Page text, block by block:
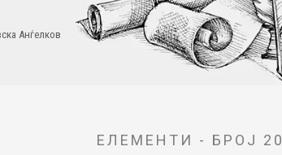
Анѓелков
ЕЛЕМЕНТИ - БРОЈ 20